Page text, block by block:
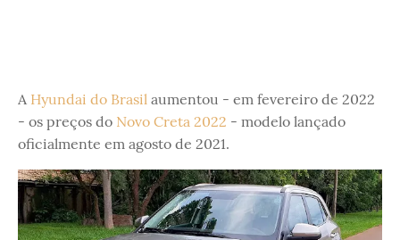
A Hyundai do Brasil aumentou - em fevereiro de 2022
- os preços do Novo Creta 2022 - modelo lançado
oficialmente em agosto de 2021.